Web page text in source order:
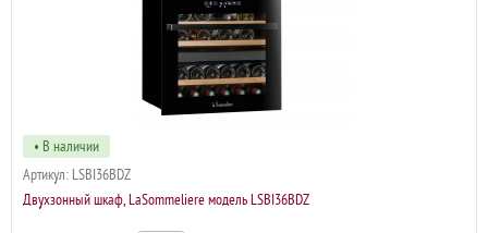
• В наличии
Артикул: LSBI36BDZ
Двухзонный шкаф, LaSommeliere модель LSBI36BDZ